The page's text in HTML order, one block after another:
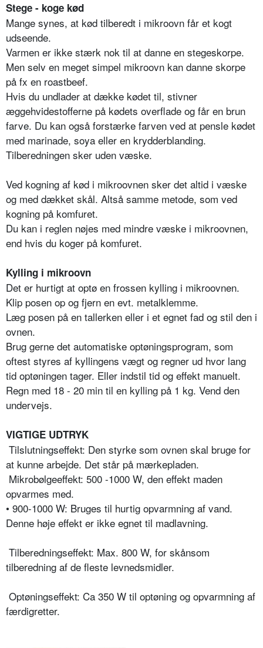
Stege - koge kød
Mange synes, at kød tilberedt i mikroovn får et kogt
udseende.
Varmen er ikke stærk nok til at danne en stegeskorpe.
Men selv en meget simpel mikroovn kan danne skorpe
på fx en roastbeef.
Hvis du undlader at dække kødet til, stivner
æggehvidestofferne på kødets overflade og får en brun
farve. Du kan også forstærke farven ved at pensle kødet
med marinade, soya eller en krydderblanding.
Tilberedningen sker uden væske.
Ved kogning af kød i mikroovnen sker det altid i væske
og med dækket skål. Altså samme metode, som ved
kogning på komfuret.
Du kan i reglen nøjes med mindre væske i mikroovnen,
end hvis du koger på komfuret.
Kylling i mikroovn
Det er hurtigt at optø en frossen kylling i mikroovnen.
Klip posen op og fjern en evt. metalklemme.
Læg posen på en tallerken eller i et egnet fad og stil den i
ovnen.
Brug gerne det automatiske optøningsprogram, som
oftest styres af kyllingens vægt og regner ud hvor lang
tid optøningen tager. Eller indstil tid og effekt manuelt.
Regn med 18 - 20 min til en kylling på 1 kg. Vend den
undervejs.
VIGTIGE UDTRYK
 Tilslutningseffekt: Den styrke som ovnen skal bruge for
at kunne arbejde. Det står på mærkepladen.
 Mikrobølgeeffekt: 500 -1000 W, den effekt maden
opvarmes med.
• 900-1000 W: Bruges til hurtig opvarmning af vand.
Denne høje effekt er ikke egnet til madlavning.
 Tilberedningseffekt: Max. 800 W, for skånsom
tilberedning af de fleste levnedsmidler.
 Optøningseffekt: Ca 350 W til optøning og opvarmning af
færdigretter.